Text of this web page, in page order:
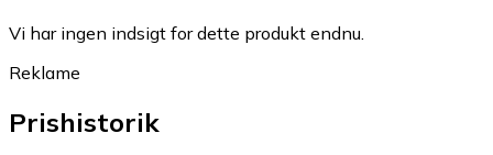
Vi har ingen indsigt for dette produkt endnu.
Reklame
Prishistorik